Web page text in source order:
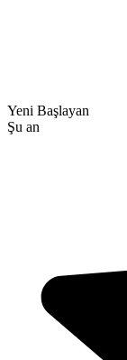
Yeni Başlayan
Şu an